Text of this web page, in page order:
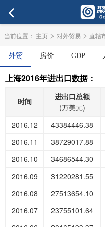
当前位置： 主页 > 对外贸易 > 直辖
外贸 房价 GDP
上海2016年进出口数据：
时间
进出口总额
(万美元)
2016.12
43384446.38
2016.11
38729017.88
2016.10
34686544.30
2016.09
31220281.55
2016.08
27513654.10
2016.07
23755101.64